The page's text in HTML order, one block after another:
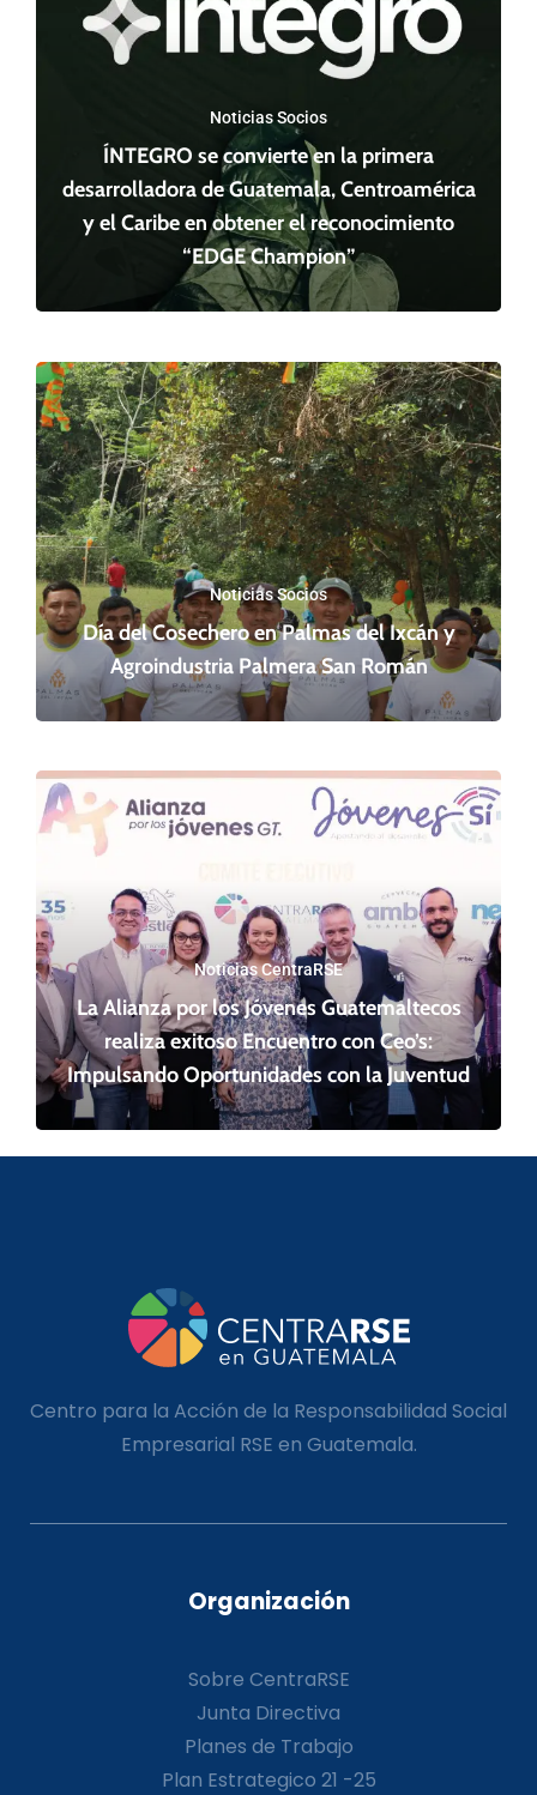
Noticias Socios
ÍNTEGRO se convierte en la primera
desarrolladora de Guatemala, Centroamérica
y el Caribe en obtener el reconocimiento
“EDGE Champion”
Noticias Socios
Día del Cosechero en Palmas del Ixcán y
Agroindustria Palmera San Román
Noticias CentraRSE
La Alianza por los Jóvenes Guatemaltecos
realiza exitoso Encuentro con Ceo’s:
Impulsando Oportunidades con la Juventud
Centro para la Acción de la Responsabilidad Social
Empresarial RSE en Guatemala.
Organización
Sobre CentraRSE
Junta Directiva
Planes de Trabajo
Plan Estrategico 21 -25